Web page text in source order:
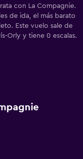
con La Compagnie.
de ida, el más barato
Este vuelo sale de
Orly y tiene 0 escalas.